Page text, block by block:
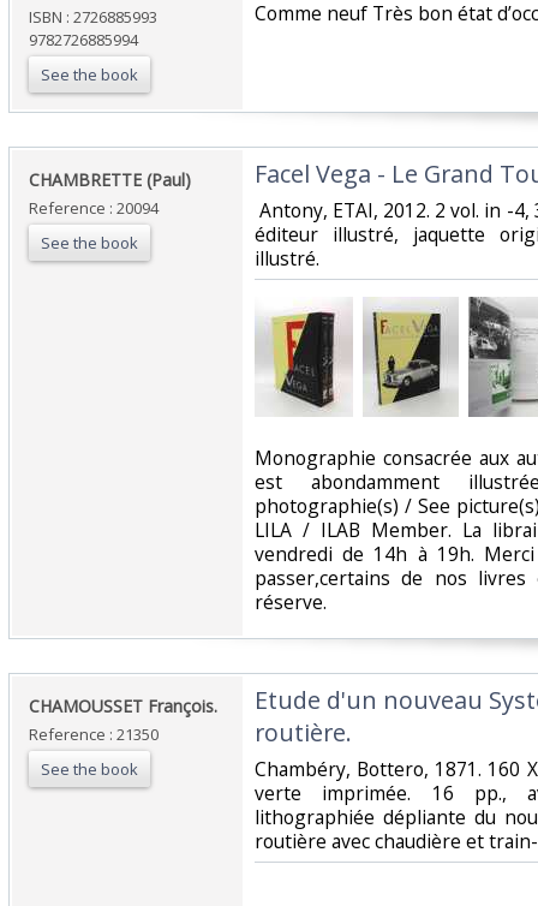
ISBN : 2726885993
9782726885994
See the book
‎Comme neuf Très bon état
‎CHAMBRETTE (Paul)‎
Reference : 20094
See the book
‎Facel Vega - Le Grand
Antony, ETAI, 2012. 2 vol. in -
éditeur illustré, jaquette
illustré. ‎
‎Monographie consacrée aux
est abondamment
photographie(s) / See
LILA / ILAB Member. La
vendredi de 14h à 19h.
passer,certains de nos
réserve. ‎
‎CHAMOUSSET François.‎
Reference : 21350
See the book
‎Etude d'un nouveau
routière. ‎
‎Chambéry, Bottero, 1871. 160
verte imprimée. 16 pp.,
lithographiée dépliante du
routière avec chaudière et